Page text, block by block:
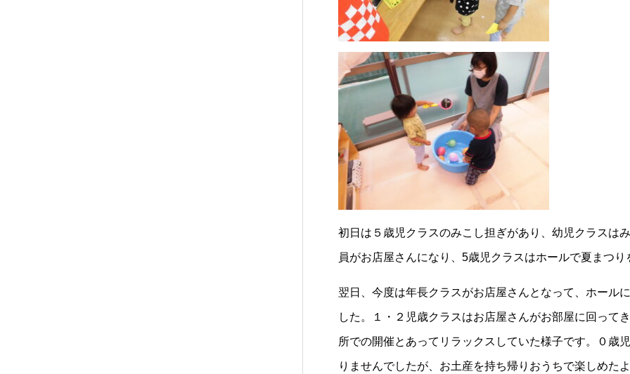
初日は５歳児クラスのみこし担ぎがあり、幼児クラスは
員がお店屋さんになり、5歳児クラスはホールで夏まつり
翌日、今度は年長クラスがお店屋さんとなって、ホール
した。１・２児歳クラスはお店屋さんがお部屋に回って
所での開催とあってリラックスしていた様子です。０歳
りませんでしたが、お土産を持ち帰りおうちで楽しめたよ